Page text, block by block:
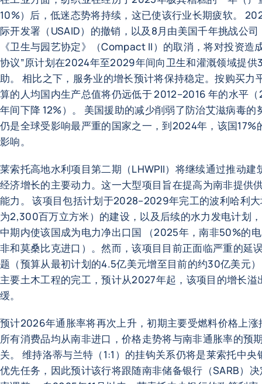
10%）后，低迷态势将持续，这已使该行业长期疲软。
际开发署（USAID）的撤销，以及8月由美国千年挑战公
《卫生与园艺协定》（Compact II）的取消，将对投资造
协议”原计划在2024年至2029年间向卫生和灌溉领域提供
助。 相比之下，服务业的增长预计将保持稳定。按购买力
算的人均国内生产总值将仍远低于 2012–2016 年的水平
年间下降 12%）。 美国援助的减少削弱了防治艾滋病毒的
仍是全球受影响最严重的国家之一，到2024年，该国17%
影响。
莱索托高地水利项目第二期（LHWPII）将继续通过推动建
经济增长的主要动力。这一大型项目旨在提高为南非提供
能力。 该项目包括计划于2028–2029年完工的波利哈利
为2,300百万立方米）的建设，以及后续的水力发电计划
中期内使该国成为电力净出口国 （2025年，南非50%的
非和莫桑比克进口）。然而，该项目目前正面临严重的延
题（预算从最初计划的4.5亿美元增至目前的约30亿美元
主要土木工程的完工，预计从2027年起，该项目的增长溢
缓。
预计2026年通胀率将再次上升，初期主要受燃料价格上涨
所有消费品均从南非进口，价格走势将与南非通胀率的预
关。 维持洛蒂与兰特（1:1）的挂钩关系仍将是莱索托中央
优先任务，因此预计该行将跟随南非储备银行（SARB）